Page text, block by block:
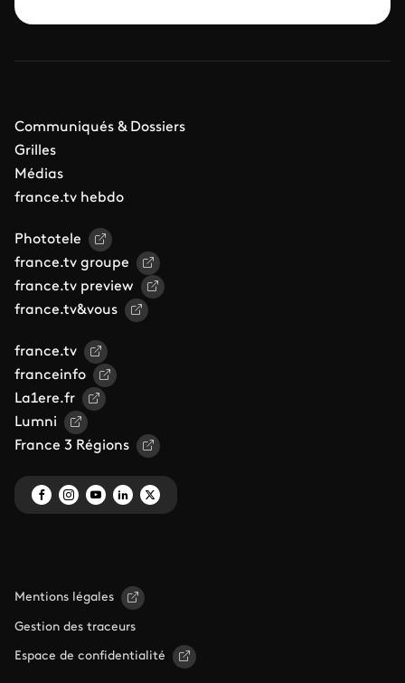
Communiqués & Dossiers
Grilles
Médias
france.tv hebdo
Phototele
france.tv groupe
france.tv preview
france.tv&vous
france.tv
franceinfo
La1ere.fr
Lumni
France 3 Régions
Mentions légales
Gestion des traceurs
Espace de confidentialité